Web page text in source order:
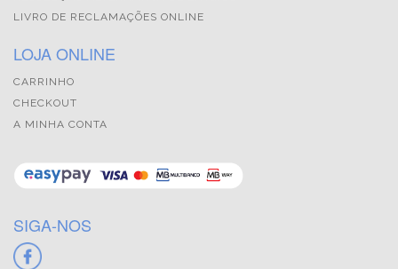
LIVRO DE RECLAMAÇÕES ONLINE
LOJA ONLINE
CARRINHO
CHECKOUT
A MINHA CONTA
SIGA-NOS